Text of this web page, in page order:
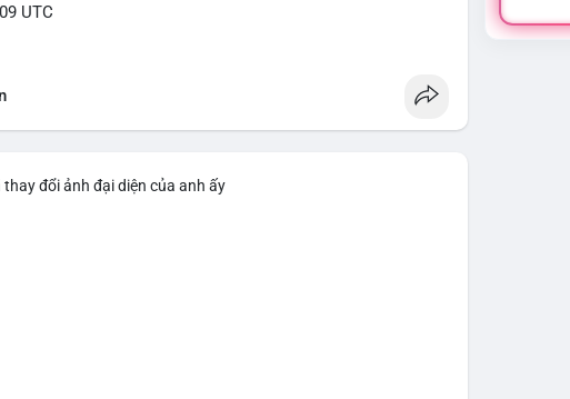
UTC
11.45 triệu USD được phát hiện trong Mempool cho thấy
vi chuyển dịch tài sản quy mô lớn. Với mức giá 65,200 USD,
đầu cho việc gom hàng vào ví lạnh nhằm tích lũy dài hạn,
thận trọng, tạo áp lực tâm lý ngắn hạn lên giá BTC nếu
đổi ảnh đại diện của anh ấy